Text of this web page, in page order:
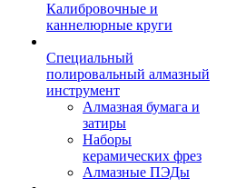
Калибровочные и
каннелюрные круги
Специальный
полировальный алмазный
инструмент
Алмазная бумага и
затиры
Наборы
керамических фрез
Алмазные ПЭДы